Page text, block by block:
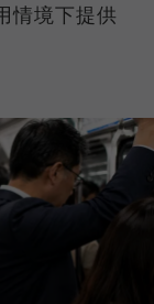
情境下提供